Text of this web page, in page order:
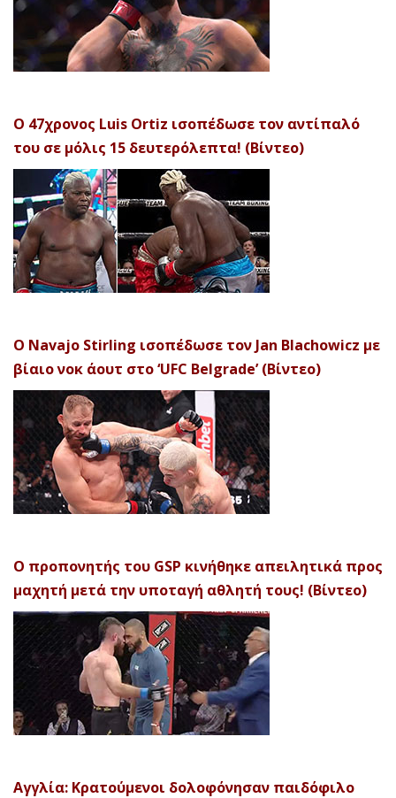
Ο 47χρονος Luis Ortiz ισοπέδωσε τον αντίπαλό
του σε μόλις 15 δευτερόλεπτα! (Βίντεο)
Ο Navajo Stirling ισοπέδωσε τον Jan Blachowicz με
βίαιο νοκ άουτ στο ‘UFC Belgrade’ (Βίντεο)
Ο προπονητής του GSP κινήθηκε απειλητικά προς
μαχητή μετά την υποταγή αθλητή τους! (Βίντεο)
Αγγλία: Κρατούμενοι δολοφόνησαν παιδόφιλο